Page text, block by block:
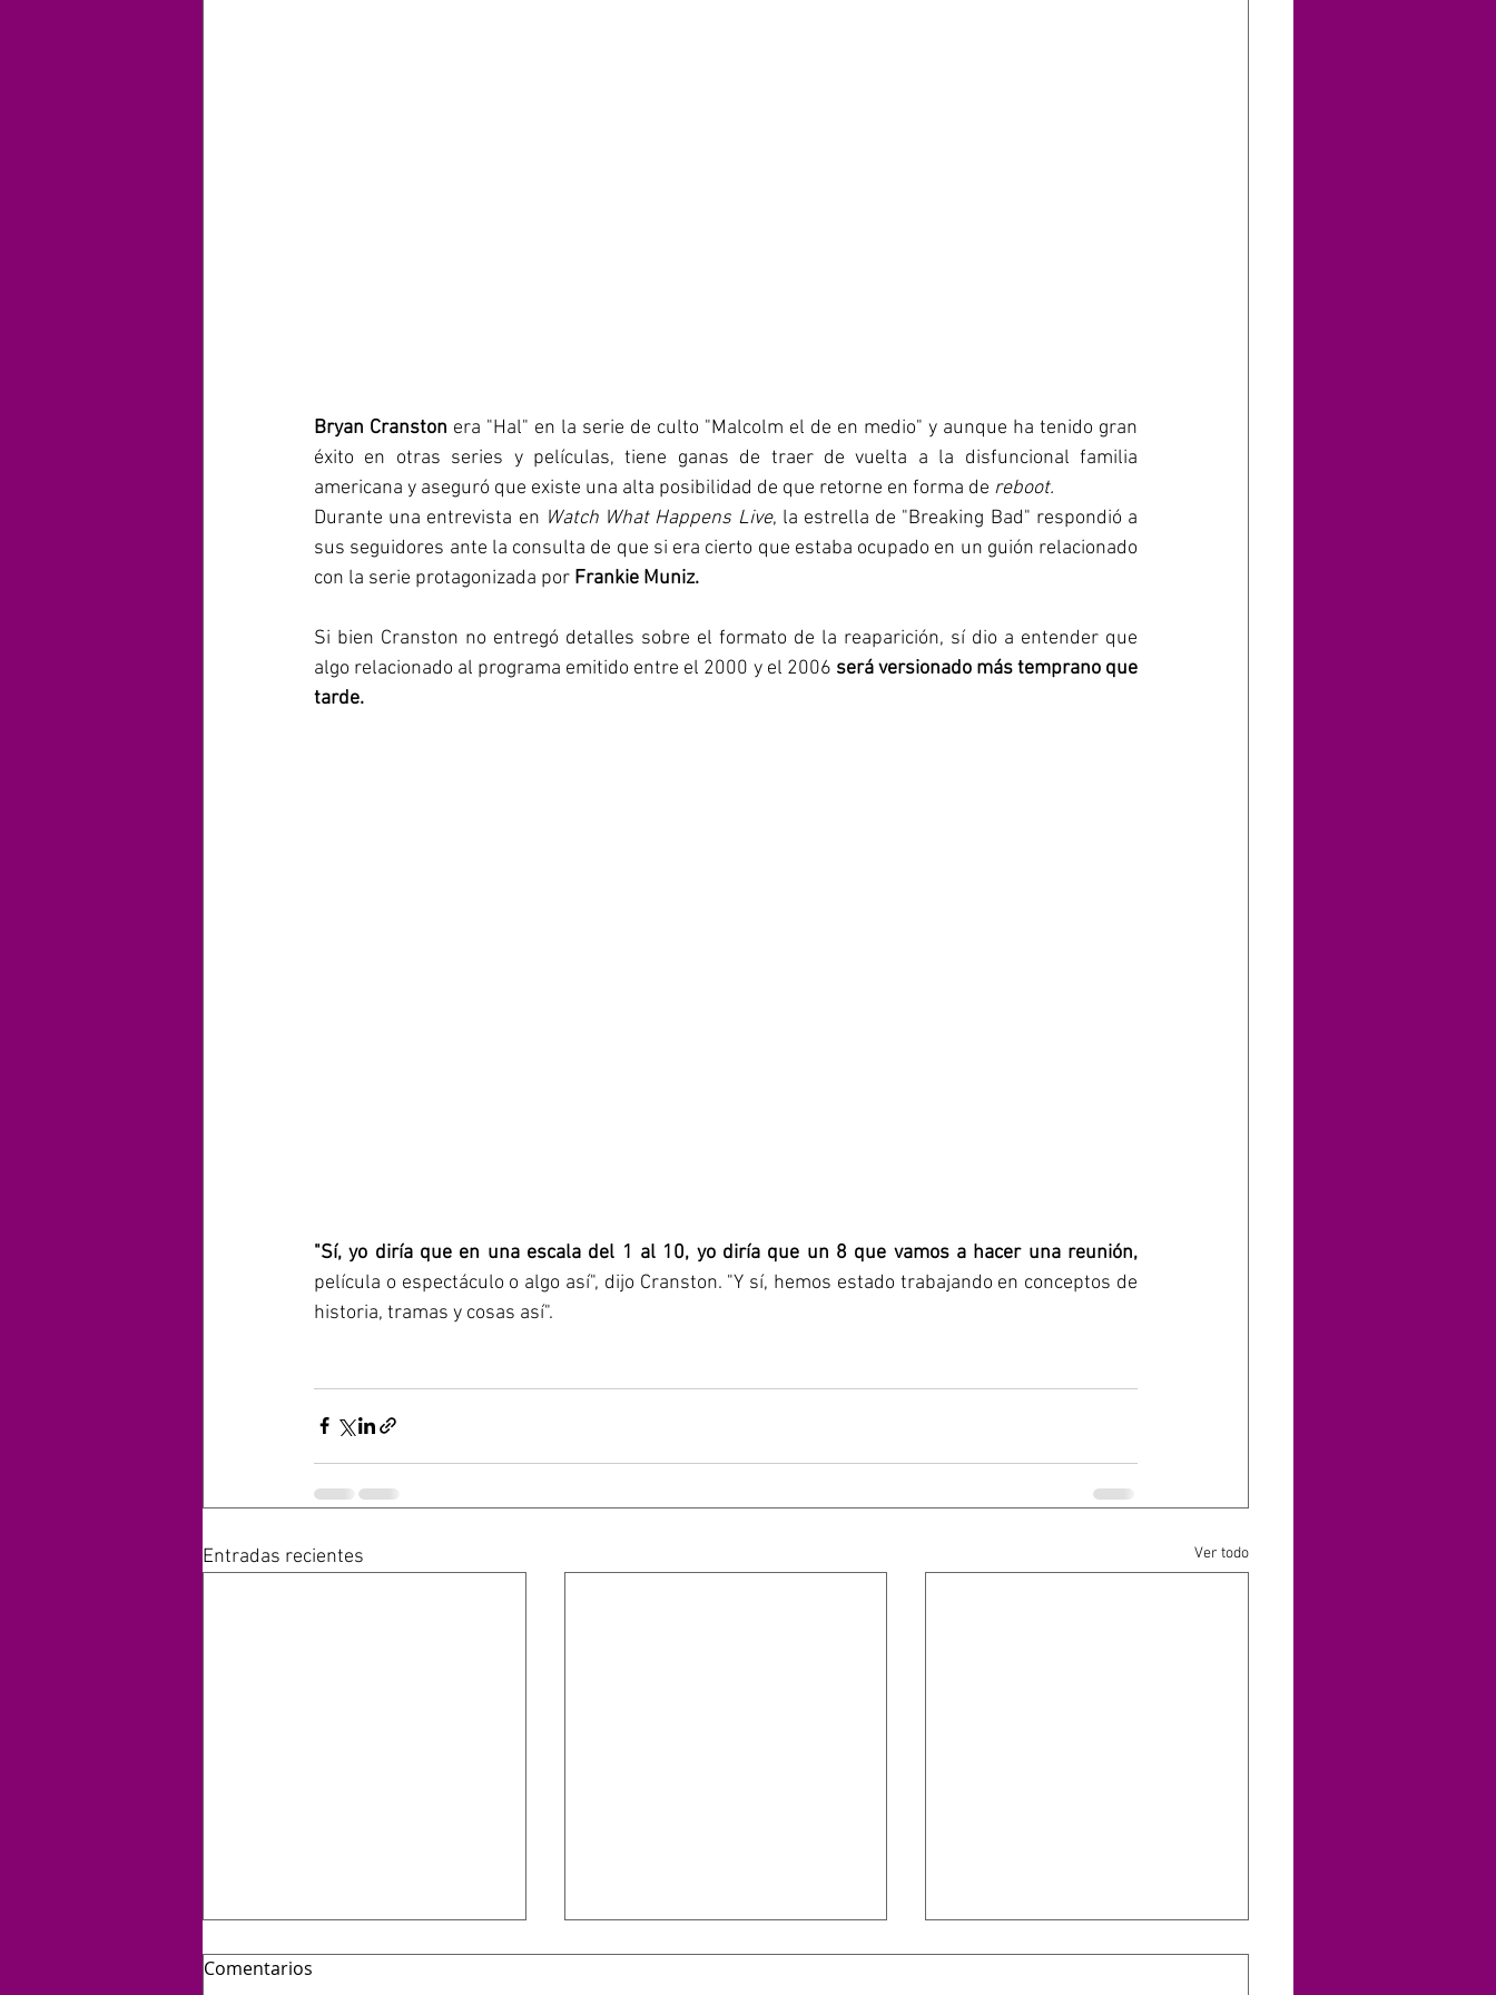
Bryan Cranston era "Hal" en la serie de culto "Malcolm el de en medio" y aunque ha tenido gran
éxito en otras series y películas, tiene ganas de traer de vuelta a la disfuncional familia
americana y aseguró que existe una alta posibilidad de que retorne en forma de reboot.
Durante una entrevista en Watch What Happens Live, la estrella de "Breaking Bad" respondió a
sus seguidores ante la consulta de que si era cierto que estaba ocupado en un guión relacionado
con la serie protagonizada por Frankie Muniz.
Si bien Cranston no entregó detalles sobre el formato de la reaparición, sí dio a entender que
algo relacionado al programa emitido entre el 2000 y el 2006 será versionado más temprano que
tarde.
"Sí, yo diría que en una escala del 1 al 10, yo diría que un 8 que vamos a hacer una reunión,
película o espectáculo o algo así", dijo Cranston. "Y sí, hemos estado trabajando en conceptos de
historia, tramas y cosas así".
Entradas recientes Ver todo
Comentarios